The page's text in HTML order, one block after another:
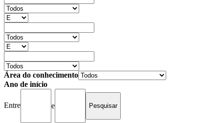
Área do conhecimento
Ano de início
Entre e